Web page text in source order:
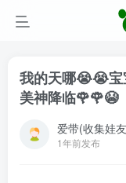
我的天哪😭😭
美神降临🌹🌹😭
爱带(收集娃
1年前发布